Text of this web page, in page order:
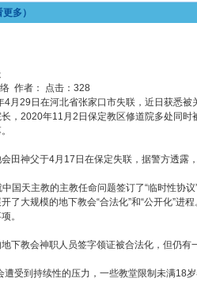
多）
作者： 点击：328
月29日在河北省张家口市失联，近日获悉被
，2020年11月2日保定教区修道院多处同时
田神父于4月17日在保定失联，据警方透露
国天主教的主教任命问题签订了“临时性协
了大规模的地下教会“合法化”和“公开化”进
。
下教会神职人员签字领证被合法化，但仍有
遭受到持续性的压力，一些教堂限制未满18